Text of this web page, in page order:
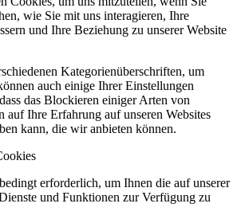
wie Sie mit uns interagieren, Ihre
und Ihre Beziehung zu unserer Website
Kategorienüberschriften, um
auch einige Ihrer Einstellungen
das Blockieren einiger Arten von
auf Ihre Erfahrung auf unseren Websites
kann, die wir anbieten können.
erforderlich, um Ihnen die auf unserer
und Funktionen zur Verfügung zu